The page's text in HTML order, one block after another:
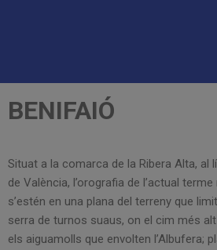
BENIFAIÓ
Situat a la comarca de la Ribera Alta, al
de València, l’orografia de l’actual
s’estén en una plana del terreny que
serra de turnos suaus, on el cim més
els aiguamolls que envolten l’Albufera;